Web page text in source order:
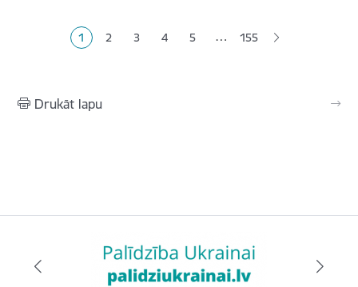
Pašreizējā lapa
1 Lapa
2 Lapa
3 Lapa
4 Lapa
5 … 155
Drukāt lapu